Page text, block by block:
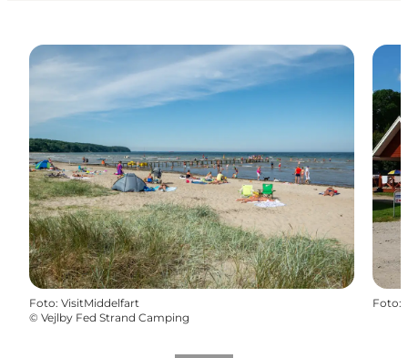
Foto: VisitMiddelfart
© Vejlby Fed Strand Camping
Foto: